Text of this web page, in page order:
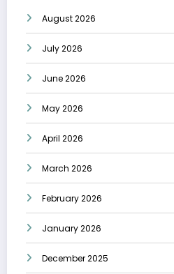
August 2026
July 2026
June 2026
May 2026
April 2026
March 2026
February 2026
January 2026
December 2025